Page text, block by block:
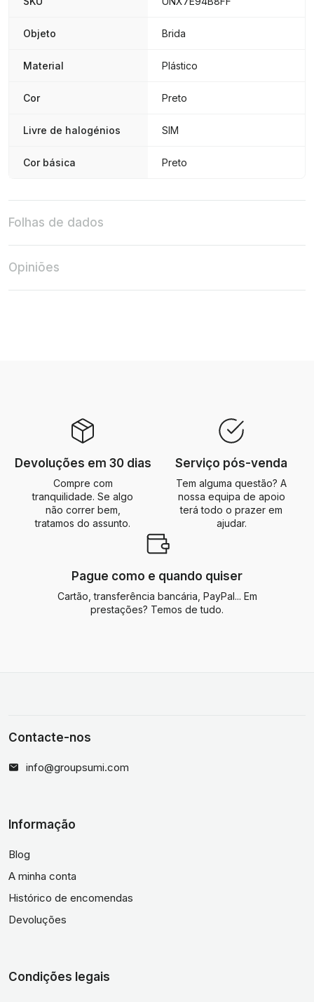
Objeto Brida
Material Plástico
Cor Preto
Livre de halogénios SIM
Cor básica Preto
Folhas de dados
Opiniões
Devoluções em 30 dias
Compre com
tranquilidade. Se algo
não correr bem,
tratamos do assunto.
Serviço pós-venda
Tem alguma questão? A
nossa equipa de apoio
terá todo o prazer em
ajudar.
Pague como e quando quiser
Cartão, transferência bancária, PayPal... Em
prestações? Temos de tudo.
Contacte-nos
info@groupsumi.com
Informação
Blog
A minha conta
Histórico de encomendas
Devoluções
Condições legais